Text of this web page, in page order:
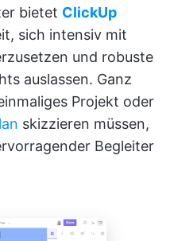
bietet ClickUp
sich intensiv mit
und robuste
auslassen. Ganz
Projekt oder
skizzieren müssen,
Begleiter